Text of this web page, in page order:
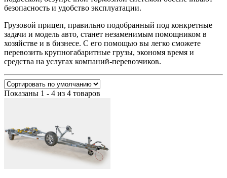
безопасность и удобство эксплуатации.
Грузовой прицеп, правильно подобранный под конкретные
задачи и модель авто, станет незаменимым помощником в
хозяйстве и в бизнесе. С его помощью вы легко сможете
перевозить крупногабаритные грузы, экономя время и
средства на услугах компаний-перевозчиков.
Показаны 1 - 4 из 4 товаров